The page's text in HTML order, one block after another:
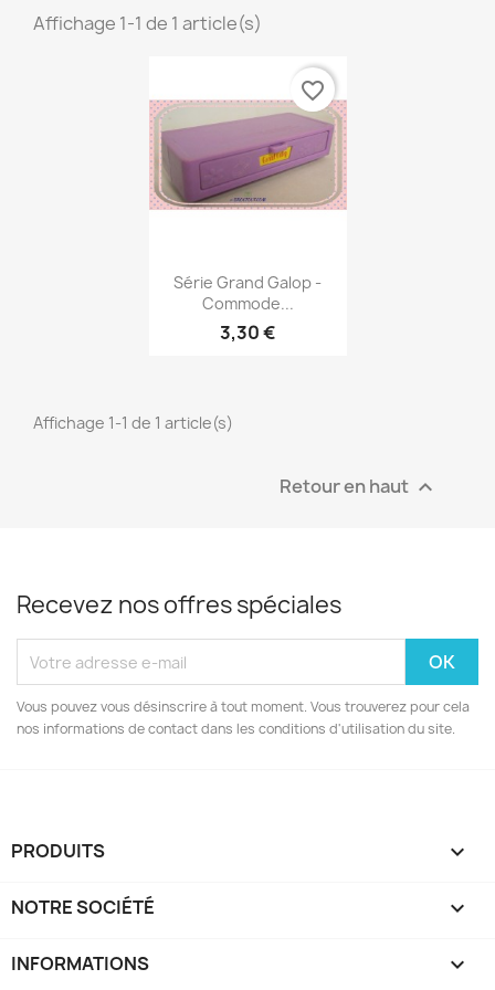
Affichage 1-1 de 1 article(s)
Aperçu rapide
Série Grand Galop -
Commode...
3,30 €
favorite_border
Affichage 1-1 de 1 article(s)
Retour en haut 
Recevez nos offres spéciales
Vous pouvez vous désinscrire à tout moment. Vous trouverez pour cela
nos informations de contact dans les conditions d'utilisation du site.
PRODUITS 
NOTRE SOCIÉTÉ 
INFORMATIONS keyboard_arrow_down